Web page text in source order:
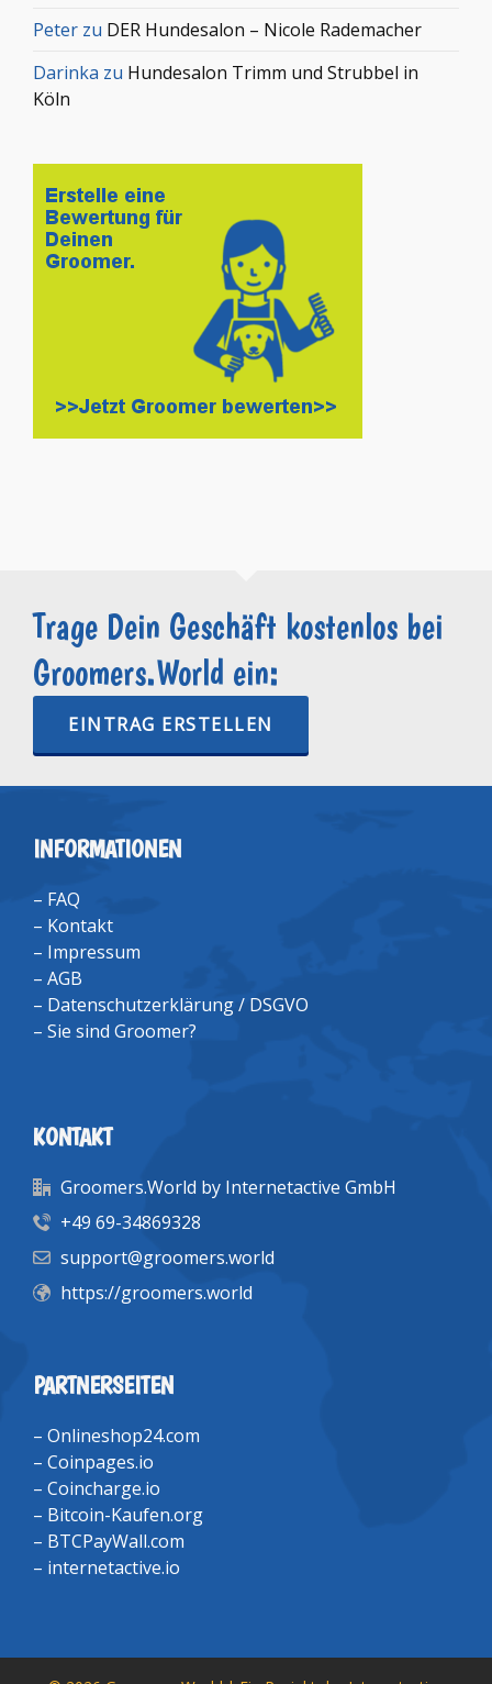
Peter zu DER Hundesalon – Nicole Rademacher
Darinka zu Hundesalon Trimm und Strubbel in
Köln
Trage Dein Geschäft kostenlos bei
Groomers.World ein:
EINTRAG ERSTELLEN
INFORMATIONEN
– FAQ
– Kontakt
– Impressum
– AGB
– Datenschutzerklärung / DSGVO
– Sie sind Groomer?
KONTAKT
Groomers.World by Internetactive GmbH
+49 69-34869328
support@groomers.world
https://groomers.world
PARTNERSEITEN
– Onlineshop24.com
– Coinpages.io
– Coincharge.io
– Bitcoin-Kaufen.org
– BTCPayWall.com
– internetactive.io